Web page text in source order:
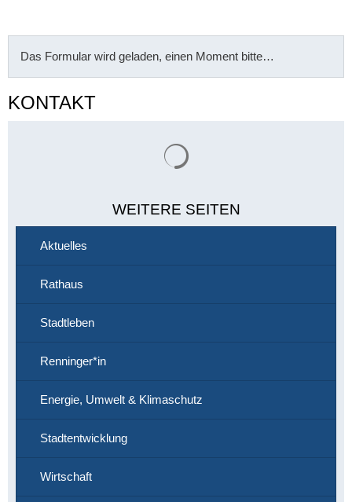
Das Formular wird geladen, einen Moment bitte…
KONTAKT
WEITERE SEITEN
Aktuelles
Rathaus
Stadtleben
Renninger*in
Energie, Umwelt & Klimaschutz
Stadtentwicklung
Wirtschaft